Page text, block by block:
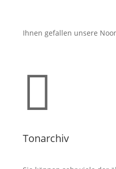
Ihnen gefallen unsere

Tonarchiv